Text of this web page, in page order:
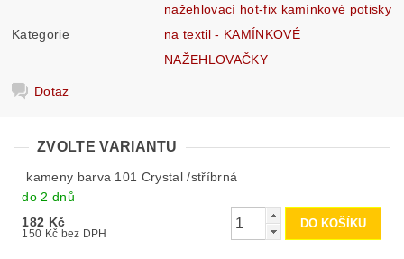
Kategorie
nažehlovací hot-fix kamínkové potisky
na textil - KAMÍNKOVÉ
NAŽEHLOVAČKY
Dotaz
ZVOLTE VARIANTU
kameny barva 101 Crystal /stříbrná
do 2 dnů
182 Kč
150 Kč bez DPH